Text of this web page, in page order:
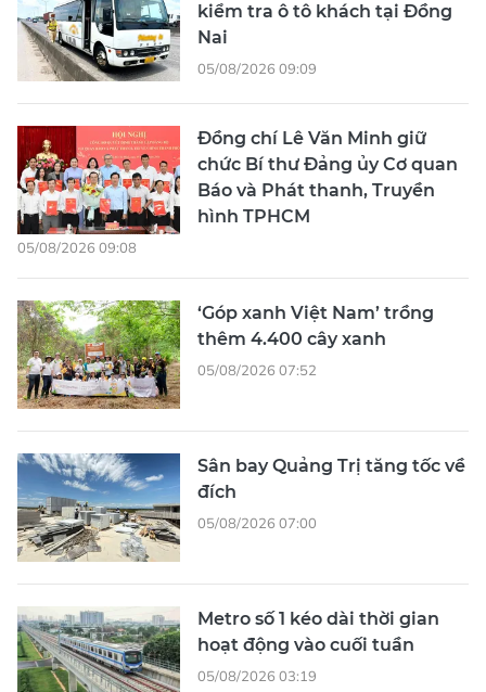
kiểm tra ô tô khách tại Đồng
Nai
05/08/2026 09:09
Đồng chí Lê Văn Minh giữ
chức Bí thư Đảng ủy Cơ quan
Báo và Phát thanh, Truyền
hình TPHCM
05/08/2026 09:08
‘Góp xanh Việt Nam’ trồng
thêm 4.400 cây xanh
05/08/2026 07:52
Sân bay Quảng Trị tăng tốc về
đích
05/08/2026 07:00
Metro số 1 kéo dài thời gian
hoạt động vào cuối tuần
05/08/2026 03:19